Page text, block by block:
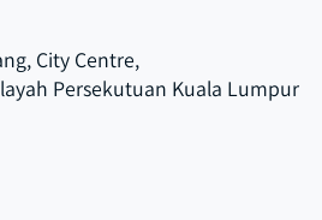
City Centre,
Persekutuan Kuala Lumpur